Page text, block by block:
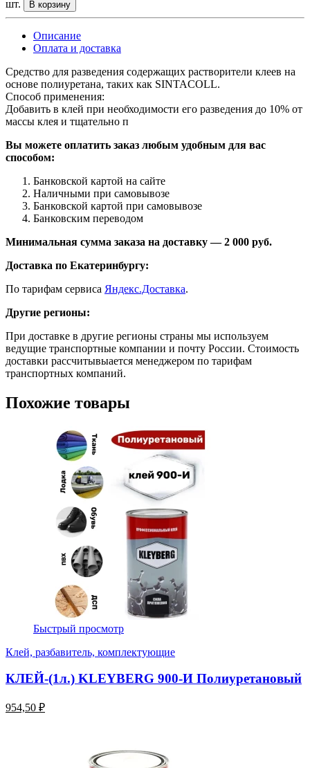
шт. В корзину
Описание
Оплата и доставка
Средство для разведения содержащих растворители клеев на
основе полиуретана, таких как SINTACOLL.
Способ применения:
Добавить в клей при необходимости его разведения до 10% от
массы клея и тщательно п
Вы можете оплатить заказ любым удобным для вас
способом:
Банковской картой на сайте
Наличными при самовывозе
Банковской картой при самовывозе
Банковским переводом
Минимальная сумма заказа на доставку — 2 000 руб.
Доставка по Екатеринбургу:
По тарифам сервиса Яндекс.Доставка.
Другие регионы:
При доставке в другие регионы страны мы используем
ведущие транспортные компании и почту России. Стоимость
доставки рассчитывыается менеджером по тарифам
транспортных компаний.
Похожие товары
Быстрый просмотр
Клей, разбавитель, комплектующие
КЛЕЙ-(1л.) KLEYBERG 900-И Полиуретановый
954,50 ₽